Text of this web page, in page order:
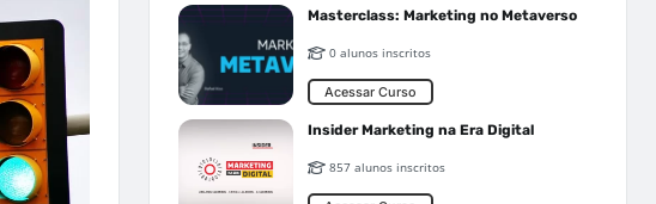
Masterclass: Marketing no Metaverso
0 alunos inscritos
Acessar Curso
Insider Marketing na Era Digital
857 alunos inscritos